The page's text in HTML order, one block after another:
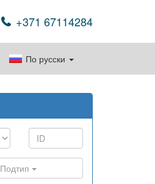
+371 67114284
По русски
Подтип